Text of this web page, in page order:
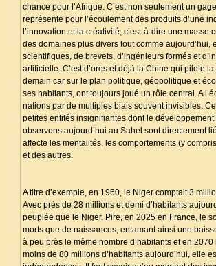
chance pour l’Afrique. C’est non seulement un
représente pour l’écoulement des produits d’une
l’innovation et la créativité, c’est-à-dire une
des domaines plus divers tout comme
scientifiques, de brevets, d’ingénieurs formés et
artificielle. C’est d’ores et déjà la Chine qui pilote
demain car sur le plan politique, géopolitique et
ses habitants, ont toujours joué un rôle central. A
nations par de multiples biais souvent invisibles.
petites entités insignifiantes dont le
observons aujourd’hui au Sahel sont directement
affecte les mentalités, les comportements (y
et des autres.
A titre d’exemple, en 1960, le Niger comptait 3
Avec près de 28 millions et demi d’habitants
peuplée que le Niger. Pire, en 2025 en France, le
morts que de naissances, entamant ainsi une
à peu près le même nombre d’habitants et en
moins de 80 millions d’habitants aujourd’hui, elle